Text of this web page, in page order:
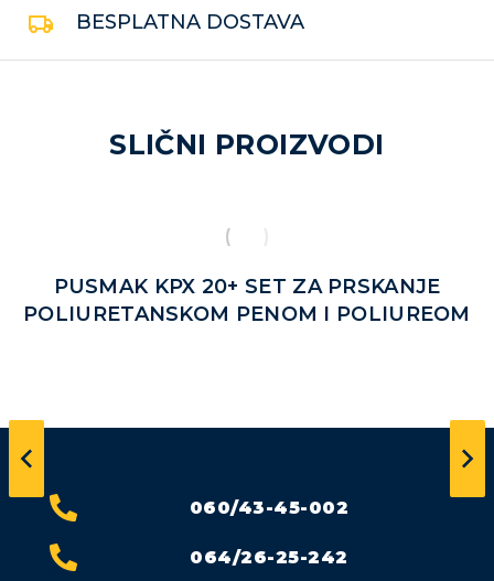
BESPLATNA DOSTAVA
SLIČNI PROIZVODI
PUSMAK KPX 20+ SET ZA PRSKANJE
POLIURETANSKOM PENOM I POLIUREOM
060/43-45-002
064/26-25-242